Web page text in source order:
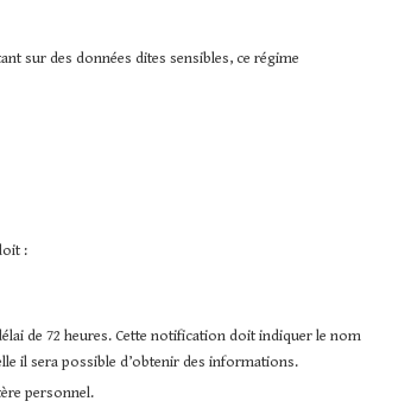
sur des données dites sensibles, ce régime
:
de 72 heures. Cette notification doit indiquer le nom
il sera possible d’obtenir des informations.
personnel.